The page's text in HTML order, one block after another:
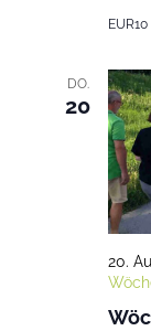
EUR10
DO.
20
20.